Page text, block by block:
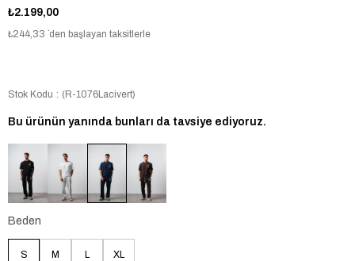
₺2.199,00
₺244,33 `den başlayan taksitlerle
Stok Kodu (R-1076Lacivert)
Bu ürünün yanında bunları da tavsiye ediyoruz.
Beden
S M L XL